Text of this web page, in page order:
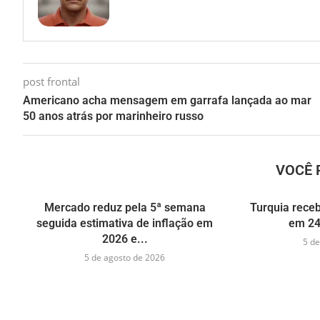
post frontal
Americano acha mensagem em garrafa lançada ao mar
50 anos atrás por marinheiro russo
VOCÊ
Mercado reduz pela 5ª semana
seguida estimativa de inflação em
2026 e...
5 de agosto de 2026
Turquia
em
5